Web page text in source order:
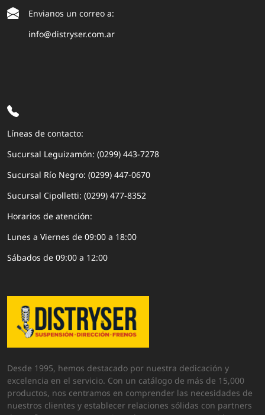
Envianos un correo a:
info@distryser.com.ar
Líneas de contacto:
Sucursal Leguizamón: (0299) 443-7278
Sucursal Río Negro: (0299) 447-0670
Sucursal Cipolletti: (0299) 477-8352
Horarios de atención:
Lunes a Viernes de 09:00 a 18:00
Sábados de 09:00 a 12:00
Desde 1995, hemos destacado por nuestra dedicación y
excelencia en el servicio. Con un catálogo de más de 15,000
productos, nos centramos en comprender las necesidades de
nuestros clientes y establecer relaciones sólidas con partners